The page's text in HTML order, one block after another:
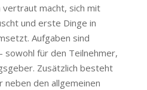
macht, sich mit
und erste Dinge in
Aufgaben sind
sowohl für den Teilnehmer,
Zusätzlich besteht
neben den allgemeinen